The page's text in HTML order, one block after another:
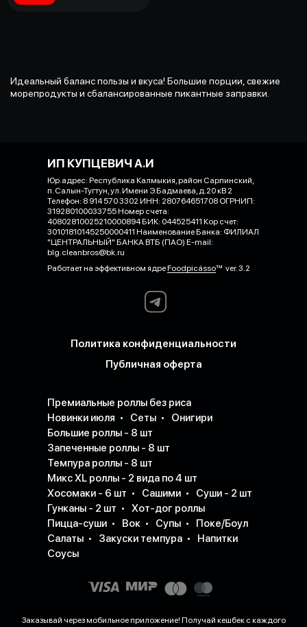
Идеальный баланс пользы и вкуса! Большие порции, свежие
морепродукты и сбалансированные пикантные заправки.
ИП КУПЦЕВИЧ А.И
Юр.адрес: Республика Калмыкия, район Сарпинский,
п. Салын-Тугтун, ул. Имени Э.Бадмаева, д.20 кВ 2
Телефон: 8 914 570 3302 ИНН: 280764651708 ОГРНИП:
319280100033755 Номер счета:
40802810025210000894 БИК: 044525411 Кор счет:
30101810145250000411 Наименование Банка: ФИЛИАЛ
"ЦЕНТРАЛЬНЫЙ" БАНКА ВТБ (ПАО) E-mail:
blg.cleanbros@bk.ru
Работает на эффективном ядреFoodpicássover. 3.2
Политика конфиденциальности
Публичная оферта
Премиальные роллы без риса
Новинки июля
Сеты
Онигири
Большие роллы - 8 шт
Запеченные роллы - 8 шт
Темпура роллы - 8 шт
Микс XL роллы - 2 вида по 4 шт
Хосомаки - 6 шт
Сашими
Суши - 2 шт
Гунканы - 2 шт
Хот-дог роллы
Пицца-суши
Вок Супы
Поке/Боул
Салаты
Закуски темпура
Напитки
Соусы
Заказывай через мобильное приложение! Получай кешбек с каждого